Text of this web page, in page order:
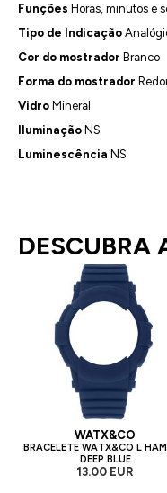
Funções Horas, minutos e
Tipo de Indicação
Cor do mostrador Branco
Forma do mostrador
Vidro Mineral
Iluminação NS
Luminescência NS
DESCUBRA
WATX&CO
BRACELETE WATX&CO L
DEEP BLUE
13.00 EUR